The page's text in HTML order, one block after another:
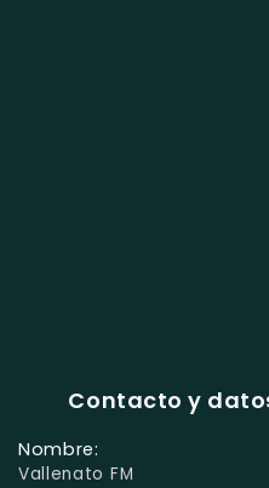
Contacto y
Nombre:
Vallenato FM